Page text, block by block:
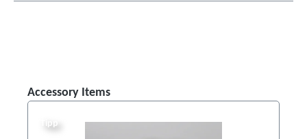
Produktgalerie überspringen
Accessory Items
Tipp